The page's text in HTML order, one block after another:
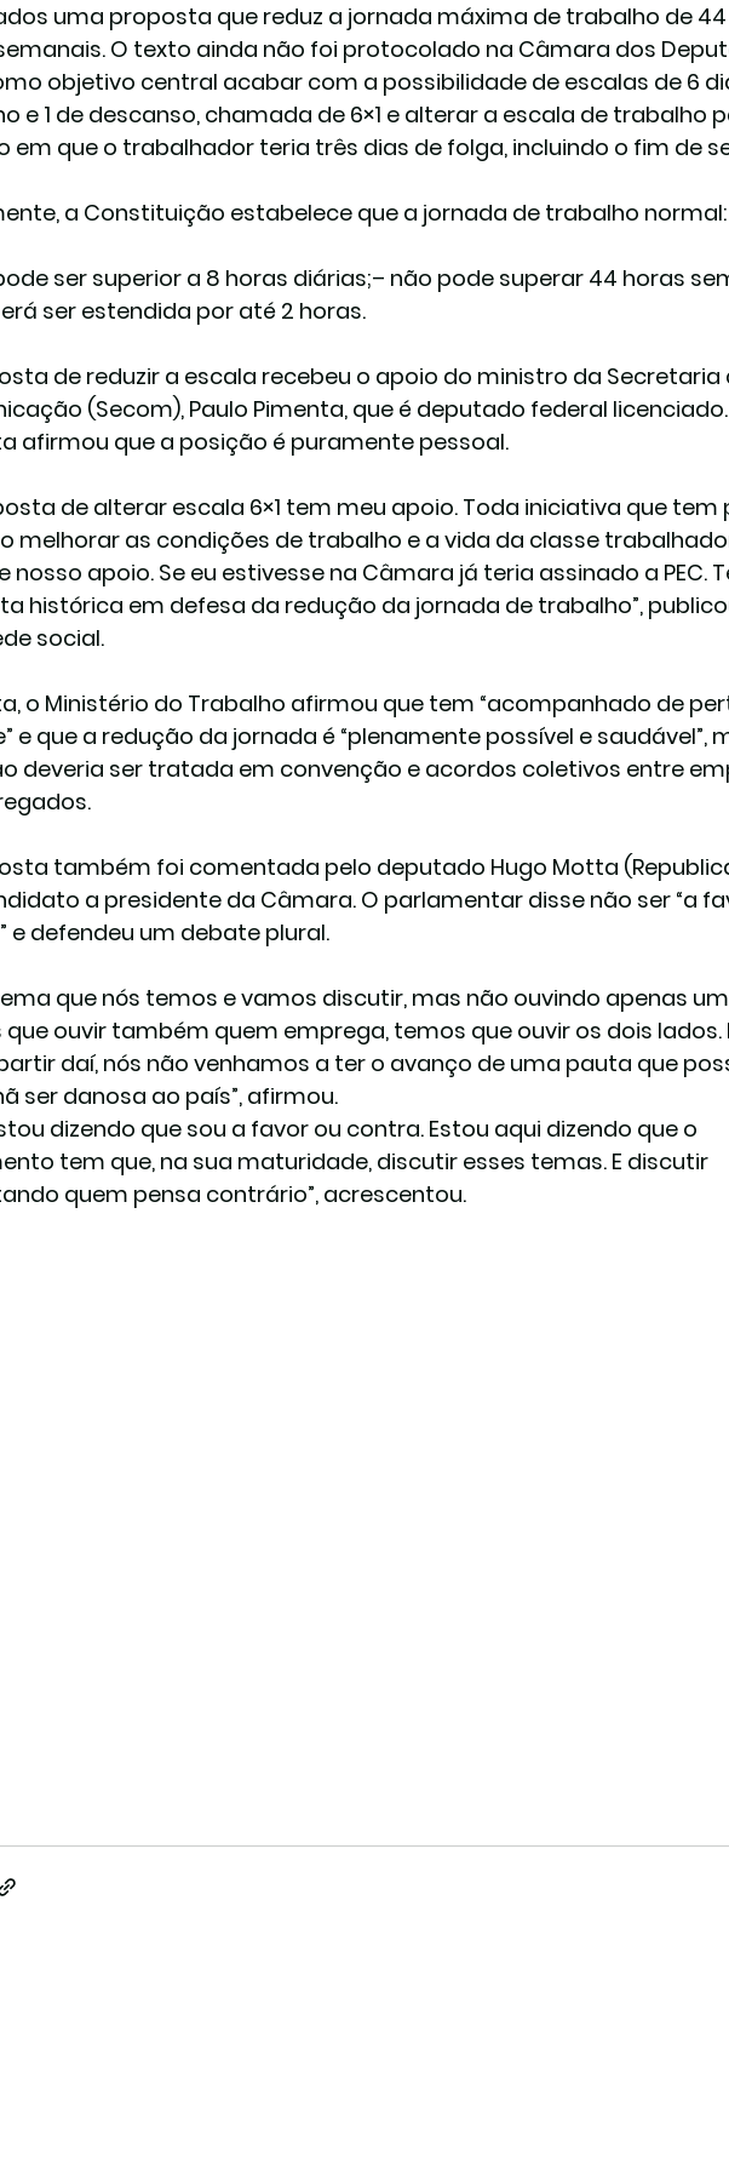
uma proposta que reduz a jornada máxima de trabalho de
O texto ainda não foi protocolado na Câmara dos
objetivo central acabar com a possibilidade de escalas de 6
e 1 de descanso, chamada de 6×1 e alterar a escala de trabalho
em que o trabalhador teria três dias de folga, incluindo o fim de
a Constituição estabelece que a jornada de trabalho normal:
ser superior a 8 horas diárias;– não pode superar 44 horas
ser estendida por até 2 horas.
de reduzir a escala recebeu o apoio do ministro da Secretaria
(Secom), Paulo Pimenta, que é deputado federal licenciado.
afirmou que a posição é puramente pessoal.
de alterar escala 6×1 tem meu apoio. Toda iniciativa que tem
melhorar as condições de trabalho e a vida da classe
nosso apoio. Se eu estivesse na Câmara já teria assinado a PEC.
histórica em defesa da redução da jornada de trabalho”,
social.
o Ministério do Trabalho afirmou que tem “acompanhado de
e que a redução da jornada é “plenamente possível e saudável”,
deveria ser tratada em convenção e acordos coletivos entre
também foi comentada pelo deputado Hugo Motta
a presidente da Câmara. O parlamentar disse não ser “a
e defendeu um debate plural.
que nós temos e vamos discutir, mas não ouvindo apenas
que ouvir também quem emprega, temos que ouvir os dois lados.
daí, nós não venhamos a ter o avanço de uma pauta que
ser danosa ao país”, afirmou.
dizendo que sou a favor ou contra. Estou aqui dizendo que o
tem que, na sua maturidade, discutir esses temas. E discutir
quem pensa contrário”, acrescentou.